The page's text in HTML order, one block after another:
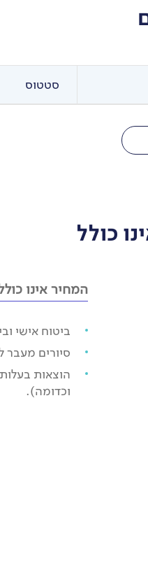
סטטוס
כולל
המחיר אינו
ביטוח אישי
סיורים מעבר
הוצאות
וכדומה).